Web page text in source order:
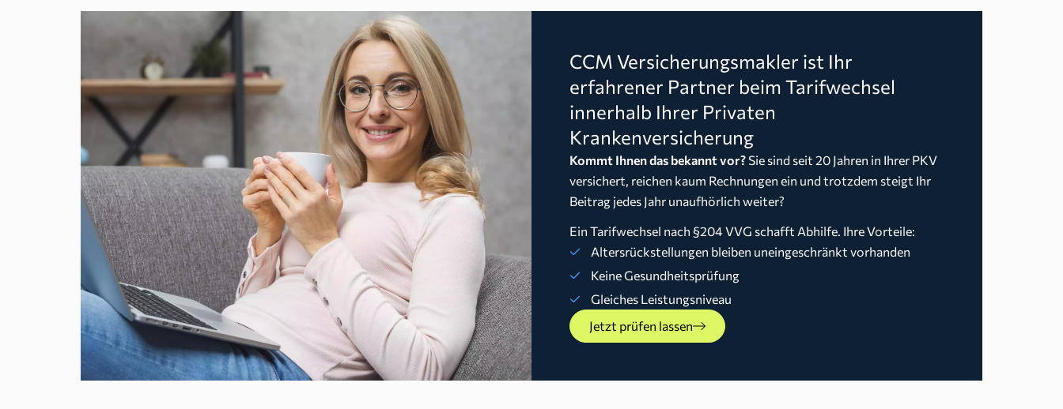
CCM Versicherungsmakler ist Ihr
erfahrener Partner beim Tarifwechsel
innerhalb Ihrer Privaten
Krankenversicherung
Kommt Ihnen das bekannt vor? Sie sind seit 20 Jahren in Ihrer PKV
versichert, reichen kaum Rechnungen ein und trotzdem steigt Ihr
Beitrag jedes Jahr unaufhörlich weiter?
Ein Tarifwechsel nach §204 VVG schafft Abhilfe. Ihre Vorteile:
Altersrückstellungen bleiben uneingeschränkt vorhanden
Keine Gesundheitsprüfung
Gleiches Leistungsniveau
Jetzt prüfen lassen